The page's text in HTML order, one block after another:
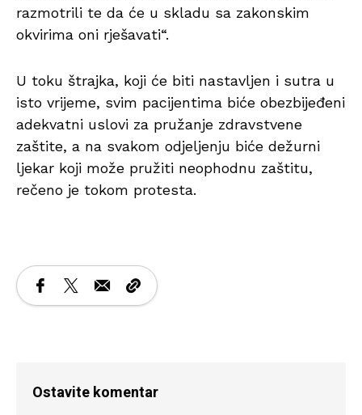
razmotrili te da će u skladu sa zakonskim
okvirima oni rješavati“.
U toku štrajka, koji će biti nastavljen i sutra u
isto vrijeme, svim pacijentima biće obezbijeđeni
adekvatni uslovi za pružanje zdravstvene
zaštite, a na svakom odjeljenju biće dežurni
ljekar koji može pružiti neophodnu zaštitu,
rečeno je tokom protesta.
Ostavite komentar